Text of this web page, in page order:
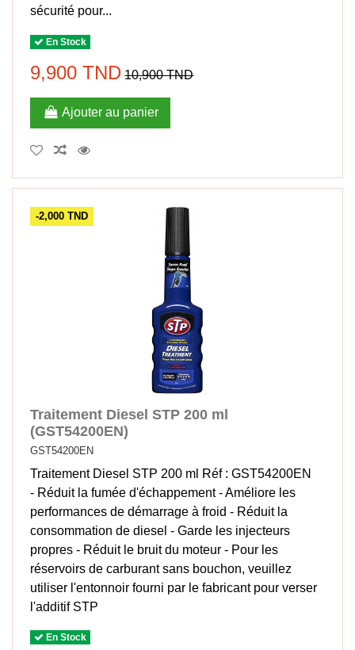
sécurité pour...
En Stock
9,900 TND 10,900 TND
Ajouter au panier
-2,000 TND
Traitement Diesel STP 200 ml
(GST54200EN)
GST54200EN
Traitement Diesel STP 200 ml Réf : GST54200EN
- Réduit la fumée d'échappement - Améliore les
performances de démarrage à froid - Réduit la
consommation de diesel - Garde les injecteurs
propres - Réduit le bruit du moteur - Pour les
réservoirs de carburant sans bouchon, veuillez
utiliser l'entonnoir fourni par le fabricant pour verser
l'additif STP
En Stock